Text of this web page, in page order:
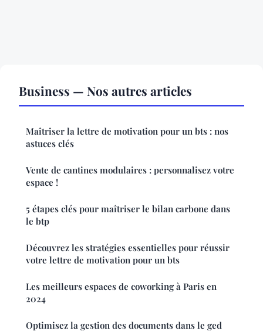
Business — Nos autres articles
Maîtriser la lettre de motivation pour un bts : nos
astuces clés
Vente de cantines modulaires : personnalisez votre
espace !
5 étapes clés pour maîtriser le bilan carbone dans
le btp
Découvrez les stratégies essentielles pour réussir
votre lettre de motivation pour un bts
Les meilleurs espaces de coworking à Paris en
2024
Optimisez la gestion des documents dans le ged